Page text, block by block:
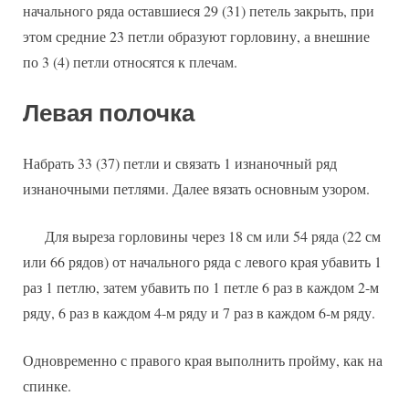
начального ряда оставшиеся 29 (31) петель закрыть, при
этом средние 23 петли образуют горловину, а внешние
по 3 (4) петли относятся к плечам.
Левая полочка
Набрать 33 (37) петли и связать 1 изнаночный ряд
изнаночными петлями. Далее вязать основным узором.
Для выреза горловины через 18 см или 54 ряда (22 см
или 66 рядов) от начального ряда с левого края убавить 1
раз 1 петлю, затем убавить по 1 петле 6 раз в каждом 2-м
ряду, 6 раз в каждом 4-м ряду и 7 раз в каждом 6-м ряду.
Одновременно с правого края выполнить пройму, как на
спинке.